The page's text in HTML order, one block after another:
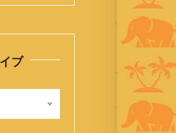
ブ